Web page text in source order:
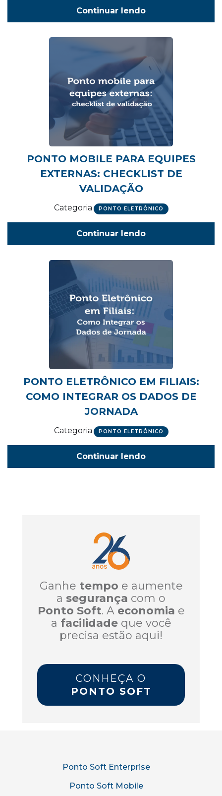
Continuar lendo
PONTO MOBILE PARA EQUIPES
EXTERNAS: CHECKLIST DE
VALIDAÇÃO
Categoria PONTO ELETRÔNICO
Continuar lendo
PONTO ELETRÔNICO EM FILIAIS:
COMO INTEGRAR OS DADOS DE
JORNADA
Categoria PONTO ELETRÔNICO
Continuar lendo
Ganhe tempo e aumente
a segurança com o
Ponto Soft. A economia e
a facilidadeque você
precisa estão aqui!
CONHEÇA O
PONTO SOFT
Ponto Soft Enterprise
Ponto Soft Mobile